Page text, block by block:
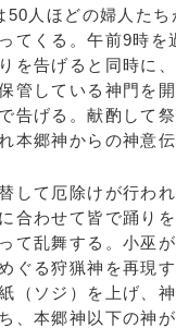
50人ほどの婦人たち
てくる。午前9時を
を告げると同時に
管している神門を
告げる。献酌して
本郷神からの神意伝
して厄除けが行わ
合わせて皆で踊りを
て乱舞する。小巫
ぐる狩猟神を再現
（ソジ）を上げ、
、本郷神以下の神